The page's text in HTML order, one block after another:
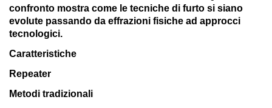
confronto mostra come le tecniche di furto si siano
evolute passando da effrazioni fisiche ad approcci
tecnologici.
Caratteristiche
Repeater
Metodi tradizionali